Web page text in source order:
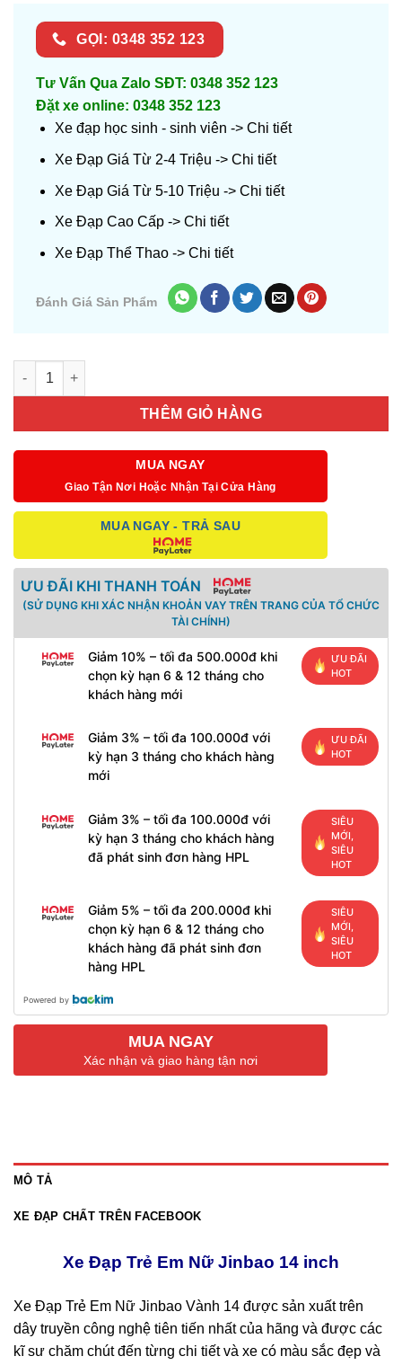
là:
1,300,000₫.
tại
là:
GỌI: 0348 352 123
Tư Vấn Qua Zalo SĐT: 0348 352 123
Đặt xe online: 0348 352 123
Xe đạp học sinh - sinh viên -> Chi tiết
Xe Đạp Giá Từ 2-4 Triệu -> Chi tiết
Xe Đạp Giá Từ 5-10 Triệu -> Chi tiết
Xe Đạp Cao Cấp -> Chi tiết
Xe Đạp Thể Thao -> Chi tiết
Đánh Giá Sản Phẩm
Số lượng
THÊM GIỎ HÀNG
MUA NGAY
Giao Tận Nơi Hoặc Nhận Tại Cửa Hàng
MUA NGAY - TRẢ SAU
ƯU ĐÃI KHI THANH TOÁN
(SỬ DỤNG KHI XÁC NHẬN KHOẢN VAY TRÊN TRANG CỦA TỔ CHỨC
TÀI CHÍNH)
Giảm 10% – tối đa 500.000đ khi
chọn kỳ hạn 6 & 12 tháng cho
khách hàng mới
ƯU ĐÃI
HOT
Giảm 3% – tối đa 100.000đ với
kỳ hạn 3 tháng cho khách hàng
mới
ƯU ĐÃI
HOT
Giảm 3% – tối đa 100.000đ với
kỳ hạn 3 tháng cho khách hàng
đã phát sinh đơn hàng HPL
SIÊU
MỚI,
SIÊU
HOT
Giảm 5% – tối đa 200.000đ khi
chọn kỳ hạn 6 & 12 tháng cho
khách hàng đã phát sinh đơn
hàng HPL
SIÊU
MỚI,
SIÊU
HOT
Powered by
MUA NGAY
Xác nhận và giao hàng tận nơi
MÔ TẢ
XE ĐẠP CHẤT TRÊN FACEBOOK
Xe Đạp Trẻ Em Nữ Jinbao 14 inch
Xe Đạp Trẻ Em Nữ Jinbao Vành 14 được sản xuất trên
dây truyền công nghệ tiên tiến nhất của hãng và được các
kĩ sư chăm chút đến từng chi tiết và xe có màu sắc đẹp và